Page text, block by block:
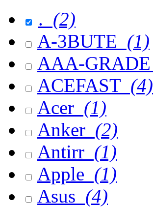
. (2)
A-3BUTE (1)
AAA-GRADE
ACEFAST (4)
Acer (1)
Anker (2)
Antirr (1)
Apple (1)
Asus (4)